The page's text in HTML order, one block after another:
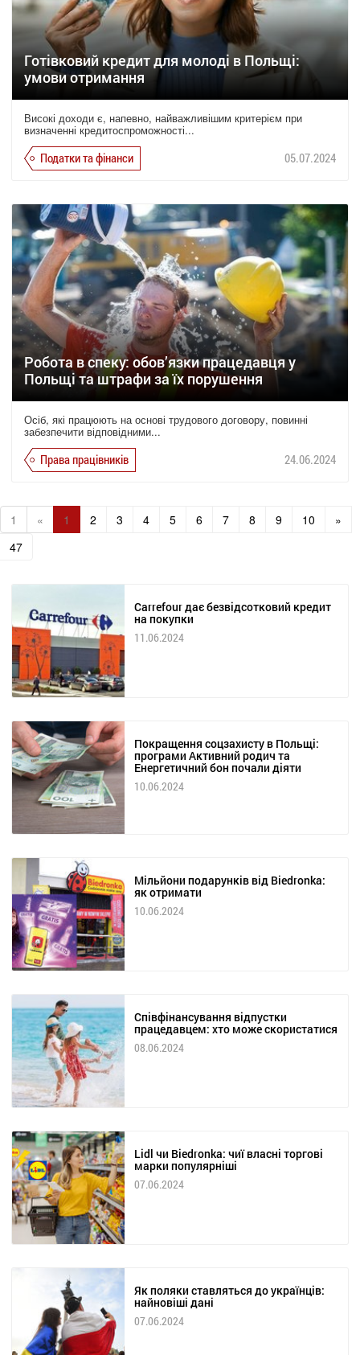
Готівковий кредит для молоді в Польщі:
умови отримання
Високі доходи є, напевно, найважливішим критерієм при
визначенні кредитоспроможності...
Податки та фінанси 05.07.2024
Робота в спеку: обов’язки працедавця у
Польщі та штрафи за їх порушення
Осіб, які працюють на основі трудового договору, повинні
забезпечити відповідними...
Права працівників 24.06.2024
1 « 1 2 3 4 5 6 7 8 9 10
»
47
Carrefour дає безвідсотковий кредит
на покупки
11.06.2024
Покращення соцзахисту в Польщі:
програми Активний родич та
Енергетичний бон почали діяти
10.06.2024
Мільйони подарунків від Biedronka:
як отримати
10.06.2024
Співфінансування відпустки
працедавцем: хто може скористатися
08.06.2024
Lidl чи Biedronka: чиї власні торгові
марки популярніші
07.06.2024
Як поляки ставляться до українців:
найновіші дані
07.06.2024